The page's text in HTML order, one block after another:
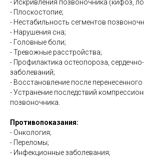
- Искривления позвоночника (кифоз,
- Плоскостопие;
- Нестабильность сегментов
- Нарушения сна;
- Головные боли;
- Тревожные расстройства;
- Профилактика остеопороза,
заболеваний;
- Восстановление после перенесенного
- Устранение последствий
позвоночника.
Противопоказания:
- Онкология;
- Переломы;
- Инфекционные заболевания;